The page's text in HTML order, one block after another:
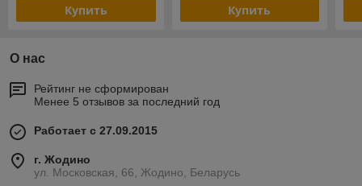
Купить Купить
О нас
Рейтинг не сформирован
Менее 5 отзывов за последний год
Работает с 27.09.2015
г. Жодино
ул. Московская, 66, Жодино, Беларусь